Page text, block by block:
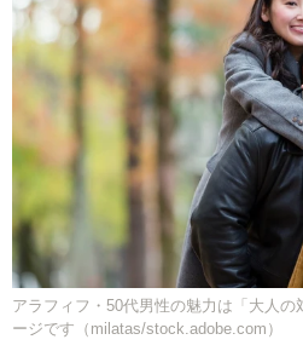
アラフィフ・50代男性の魅力は「大人
ージです（milatas/stock.adobe.com）